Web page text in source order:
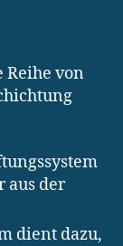
von
aus der
dient dazu,